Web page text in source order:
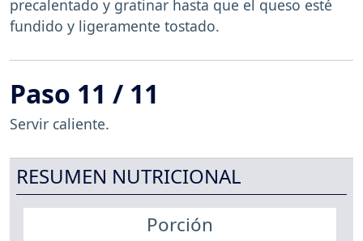
precalentado y gratinar hasta que el queso esté
fundido y ligeramente tostado.
Paso 11 / 11
Servir caliente.
RESUMEN NUTRICIONAL
Porción